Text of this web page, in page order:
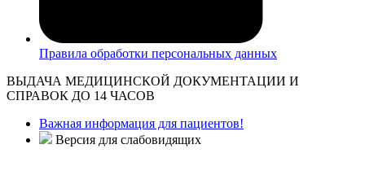
Правила обработки персональных данных
ВЫДАЧА МЕДИЦИНСКОЙ ДОКУМЕНТАЦИИ И
СПРАВОК ДО 14 ЧАСОВ
Важная информация для пациентов!
Версия для слабовидящих